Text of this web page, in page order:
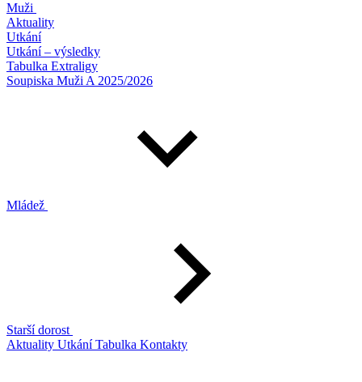
Muži
Aktuality
Utkání
Utkání – výsledky
Tabulka Extraligy
Soupiska Muži A 2025/2026
Mládež
Starší dorost
Aktuality UtkáníTabulka Kontakty